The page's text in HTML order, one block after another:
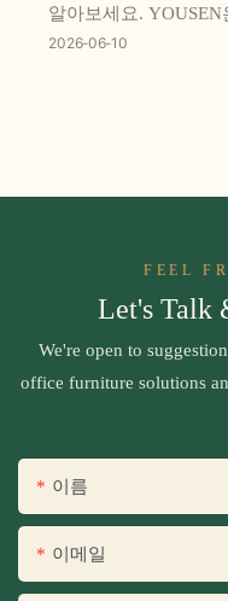
알아보세요.
책상, 스마트 글라스,
현대적인 사무실에
2026 06 10
FEEL
Let's Talk
We're open to
office furniture solutions
이름
이메일